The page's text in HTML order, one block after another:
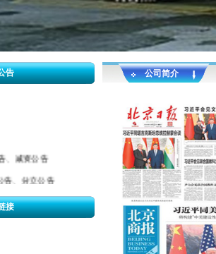
告
、减资公告
、分立公告
、海事公告
协查公告
接
公司简介